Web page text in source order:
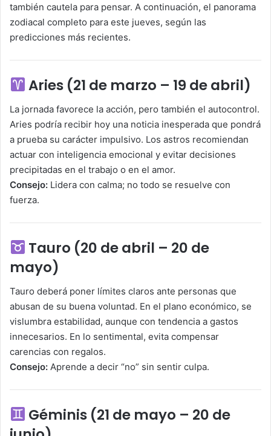
también cautela para pensar. A continuación, el panorama
zodiacal completo para este jueves, según las
predicciones más recientes.
Aries (21 de marzo – 19 de abril)
La jornada favorece la acción, pero también el autocontrol.
Aries podría recibir hoy una noticia inesperada que pondrá
a prueba su carácter impulsivo. Los astros recomiendan
actuar con inteligencia emocional y evitar decisiones
precipitadas en el trabajo o en el amor.
Consejo: Lidera con calma; no todo se resuelve con
fuerza.
Tauro (20 de abril – 20 de
mayo)
Tauro deberá poner límites claros ante personas que
abusan de su buena voluntad. En el plano económico, se
vislumbra estabilidad, aunque con tendencia a gastos
innecesarios. En lo sentimental, evita compensar
carencias con regalos.
Consejo: Aprende a decir “no” sin sentir culpa.
Géminis (21 de mayo – 20 de